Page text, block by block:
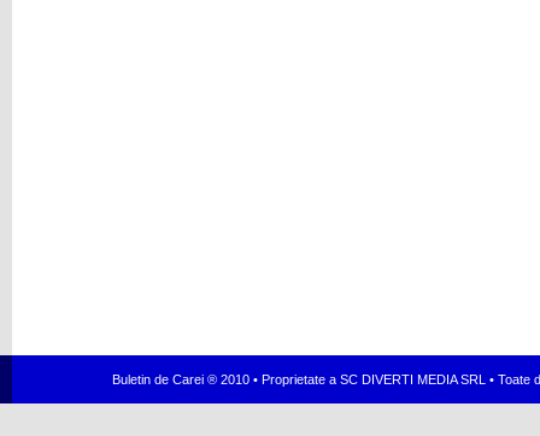
Buletin de Carei ® 2010 • Proprietate a SC DIVERTI MEDIA SRL •